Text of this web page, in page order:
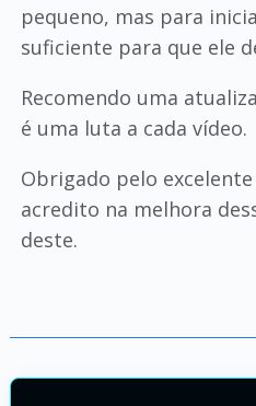
pequeno, mas para
suficiente para que ele
Recomendo uma
é uma luta a cada vídeo.
Obrigado pelo
acredito na melhora
deste.